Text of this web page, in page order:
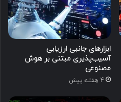
ابزارهای جانبی ارزیابی
آسیب‌پذیری مبتنی بر هوش
مصنوعی
4 هفته پیش